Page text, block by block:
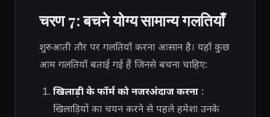
चरण 7: बचने योग्य सामान्य गलतियाँ
शुरुआती तौर पर गलतियाँ करना आसान है। यहाँ कुछ
आम गलतियाँ बताई गई हैं जिनसे बचना चाहिए:
खिलाड़ी के फॉर्म को नजरअंदाज करना:
खिलाड़ियों का चयन करने से पहले हमेशा उनके